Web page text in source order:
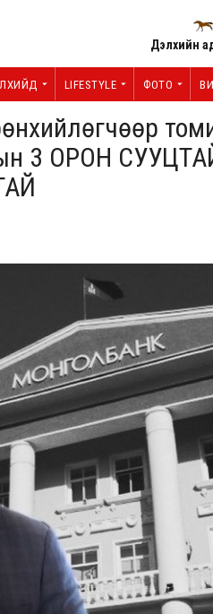
Дэлхийн
LIFESTYLE ФОТО
3 ОРОН